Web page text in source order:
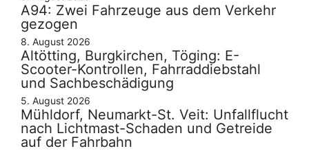
A94: Zwei Fahrzeuge aus dem Verkehr
gezogen
8. August 2026
Altötting, Burgkirchen, Töging: E-
Scooter-Kontrollen, Fahrraddiebstahl
und Sachbeschädigung
5. August 2026
Mühldorf, Neumarkt-St. Veit: Unfallflucht
nach Lichtmast-Schaden und Getreide
auf der Fahrbahn